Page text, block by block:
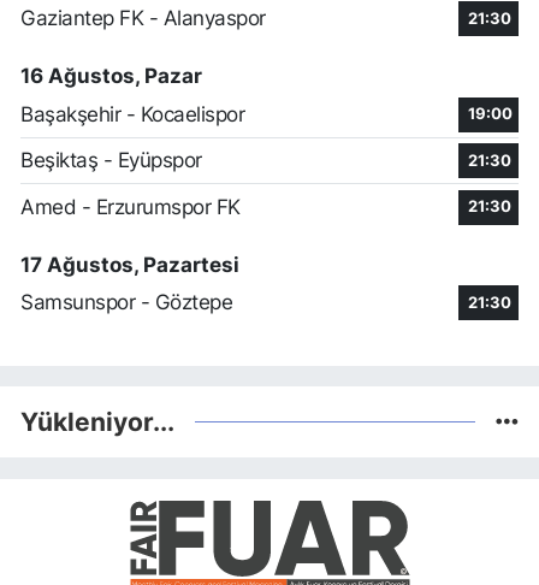
Gaziantep FK - Alanyaspor 21:30
16 Ağustos, Pazar
Başakşehir - Kocaelispor
19:00
Beşiktaş - Eyüpspor 21:30
Amed - Erzurumspor FK 21:30
17 Ağustos, Pazartesi
Samsunspor - Göztepe
21:30
Yükleniyor...